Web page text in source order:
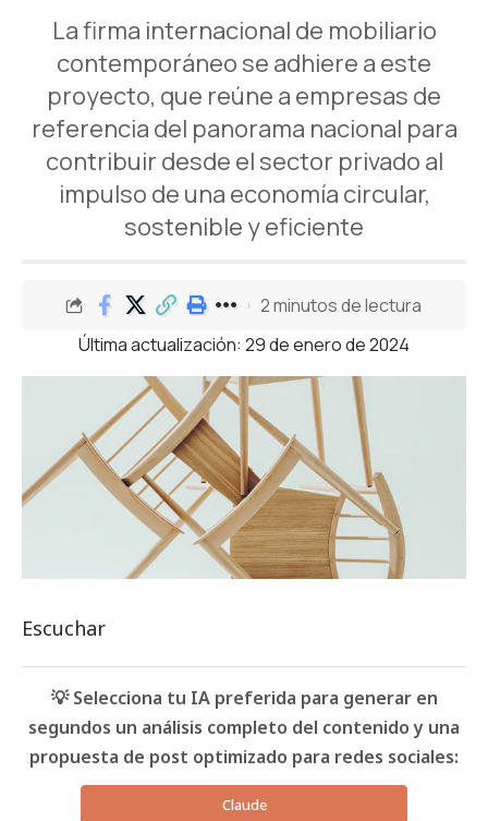
La firma internacional de mobiliario
contemporáneo se adhiere a este
proyecto, que reúne a empresas de
referencia del panorama nacional para
contribuir desde el sector privado al
impulso de una economía circular,
sostenible y eficiente
Última actualización: 29 de enero de 2024
2 minutos de lectura
Escuchar
💡 Selecciona tu IA preferida para generar en
segundos un análisis completo del contenido y una
propuesta de post optimizado para redes sociales:
Claude